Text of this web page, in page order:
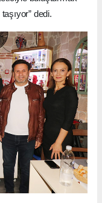
dedi.